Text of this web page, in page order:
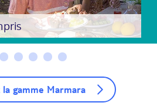
la gamme Marmara